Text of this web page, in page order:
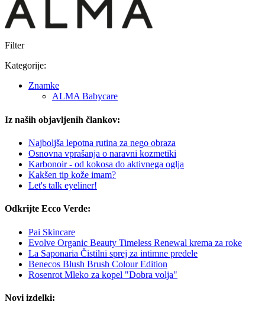
Filter
Kategorije:
Znamke
ALMA Babycare
Iz naših objavljenih člankov:
Najboljša lepotna rutina za nego obraza
Osnovna vprašanja o naravni kozmetiki
Karbonoir - od kokosa do aktivnega oglja
Kakšen tip kože imam?
Let's talk eyeliner!
Odkrijte Ecco Verde:
Pai Skincare
Evolve Organic Beauty Timeless Renewal krema za roke
La Saponaria Čistilni sprej za intimne predele
Benecos Blush Brush Colour Edition
Rosenrot Mleko za kopel "Dobra volja"
Novi izdelki: